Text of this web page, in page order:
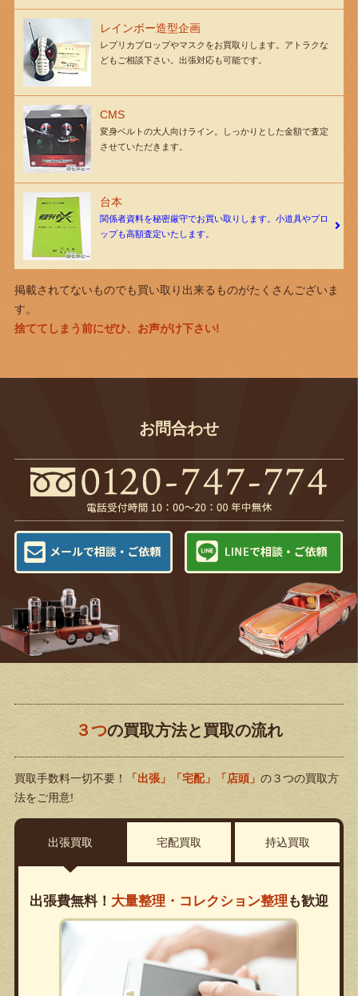
レインボー造型企画
レプリカプロップやマスクをお買取りします。アトラクな
どもご相談下さい。出張対応も可能です。
CMS
変身ベルトの大人向けライン。しっかりとした金額で査定
させていただきます。
台本
関係者資料を秘密厳守でお買い取りします。小道具やプロ
ップも高額査定いたします。
掲載されてないものでも買い取り出来るものがたくさんございま
す。
捨ててしまう前にぜひ、お声がけ下さい!
お問合わせ
３つの買取方法と買取の流れ
買取手数料一切不要！ 「出張」「宅配」「店頭」 の３つの買取方
法をご用意!
出張買取 宅配買取 持込買取
出張費無料！ 大量整理・コレクション整理 も歓迎